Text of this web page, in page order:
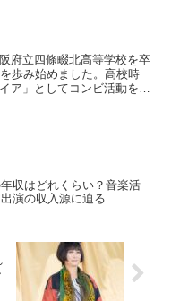
府立四條畷北高等学校を卒
歩み始めました。高校時
ア」としてコンビ活動を経
収はどれくらい？音楽活
演の収入源に迫る